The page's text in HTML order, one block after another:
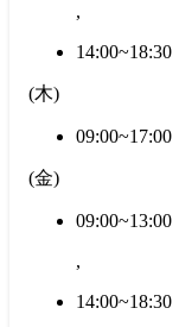
,
14:00~18:30
(木)
09:00~17:00
(金)
09:00~13:00
,
14:00~18:30